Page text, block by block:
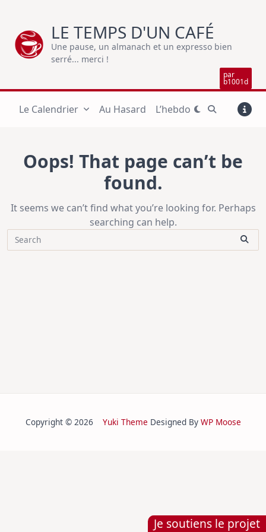
Je soutiens le projet
content
LE TEMPS D'UN CAFÉ
Une pause, un almanach et un expresso bien
serré... merci !
par
b1001d
Le Calendrier Au Hasard L’hebdo
Oops! That page can’t be
found.
It seems we can’t find what you’re looking for. Perhaps
searching can help.
Search
Copyright © 2026 Yuki Theme Designed By WP Moose